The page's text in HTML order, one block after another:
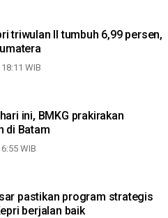
triwulan II tumbuh 6,99 persen,
WIB
ini, BMKG prakirakan
di Batam
WIB
pastikan program strategis
berjalan baik